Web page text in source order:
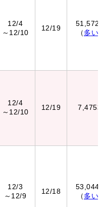
12/4
～12/10
12/19
51,572
（ 多い
12/4
～12/10
12/19 7,475
12/3
～12/9
12/18
53,044
（ 多い